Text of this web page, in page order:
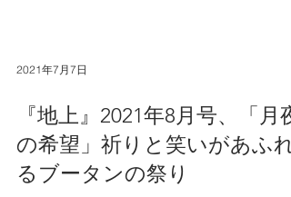
2021年7月7日
『地上』2021年8月号、「月夜
の希望」祈りと笑いがあふれ